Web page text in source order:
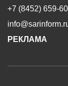
+7 (8452) 659-
РЕКЛАМА